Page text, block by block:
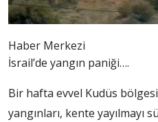
Haber Merkezi
İsrail’de yangın paniği….
Bir hafta evvel Kudüs
yangınları, kente yayılmayı